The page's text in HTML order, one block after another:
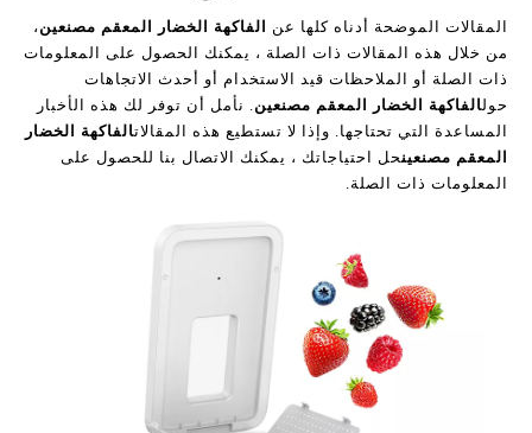
المقالات الموضحة أدناه كلها عن الفاكهة الخضار المعقم مصنعين ،
من خلال هذه المقالات ذات الصلة ، يمكنك الحصول على المعلومات
ذات الصلة أو الملاحظات قيد الاستخدام أو أحدث الاتجاهات
حولالفاكهة الخضار المعقم مصنعين. نأمل أن توفر لك هذه الأخبار
المساعدة التي تحتاجها. وإذا لا تستطيع هذه المقالاتالفاكهة الخضار
المعقم مصنعينحل احتياجاتك ، يمكنك الاتصال بنا للحصول على
المعلومات ذات الصلة.